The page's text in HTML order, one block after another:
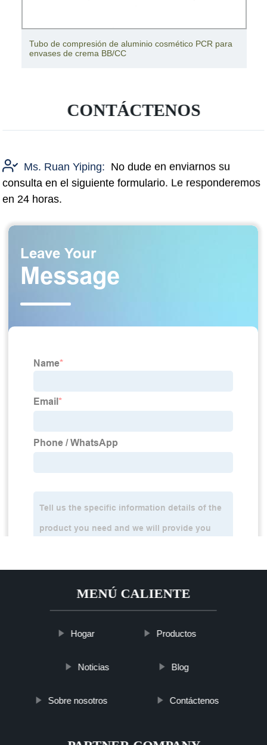
Tubo de compresión de aluminio cosmético PCR para
envases de crema BB/CC
CONTÁCTENOS
Ms. Ruan Yiping: No dude en enviarnos su
consulta en el siguiente formulario. Le responderemos
en 24 horas.
MENÚ CALIENTE
Hogar Productos
Noticias Blog
Sobre nosotros Contáctenos